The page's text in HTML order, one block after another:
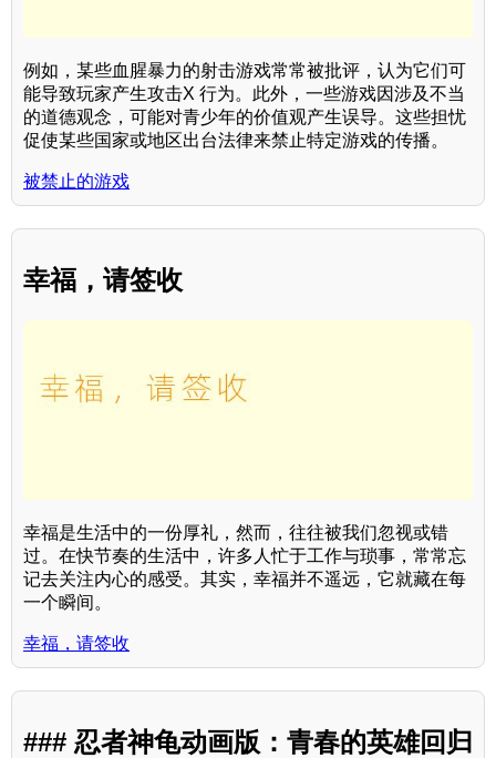
例如，某些血腥暴力的射击游戏常常被批评，认为它们可
能导致玩家产生攻击X 行为。此外，一些游戏因涉及不当
的道德观念，可能对青少年的价值观产生误导。这些担忧
促使某些国家或地区出台法律来禁止特定游戏的传播。
被禁止的游戏
幸福，请签收
幸福是生活中的一份厚礼，然而，往往被我们忽视或错
过。在快节奏的生活中，许多人忙于工作与琐事，常常忘
记去关注内心的感受。其实，幸福并不遥远，它就藏在每
一个瞬间。
幸福，请签收
### 忍者神龟动画版：青春的英雄回归